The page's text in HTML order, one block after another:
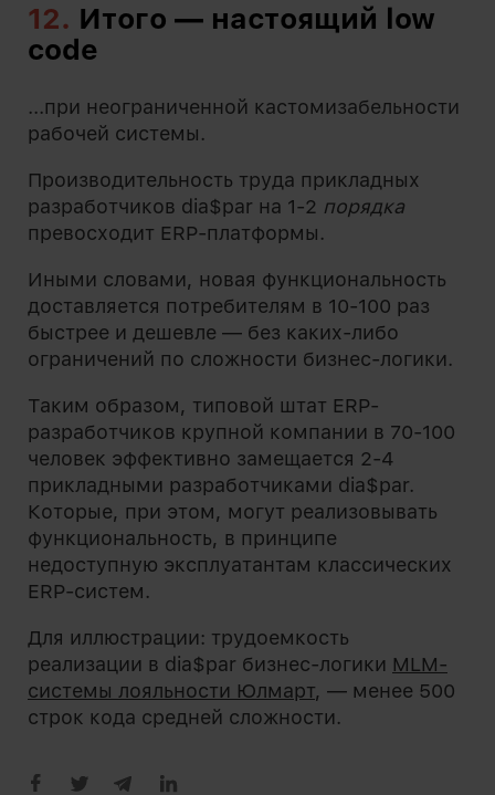
12. Итого — настоящий low
code
...при неограниченной кастомизабельности
рабочей системы.
Производительность труда прикладных
разработчиков dia$par на 1-2 порядка
превосходит ERP-платформы.
Иными словами, новая функциональность
доставляется потребителям в 10-100 раз
быстрее и дешевле — без каких-либо
ограничений по сложности бизнес-логики.
Таким образом, типовой штат ERP-
разработчиков крупной компании в 70-100
человек эффективно замещается 2-4
прикладными разработчиками dia$par.
Которые, при этом, могут реализовывать
функциональность, в принципе
недоступную эксплуатантам классических
ERP-систем.
Для иллюстрации: трудоемкость
реализации в dia$par бизнес-логики MLM-
системы лояльности Юлмарт, — менее 500
строк кода средней сложности.